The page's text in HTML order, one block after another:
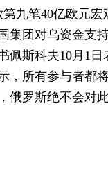
九笔40亿欧元
集团对乌资金支
佩斯科夫10月1
，所有参与者都
俄罗斯绝不会对